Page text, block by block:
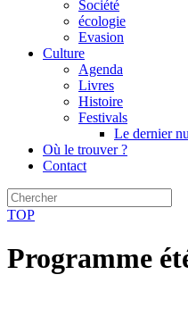
Société
écologie
Evasion
Culture
Agenda
Livres
Histoire
Festivals
Le dernier
Où le trouver ?
Contact
TOP
Programme